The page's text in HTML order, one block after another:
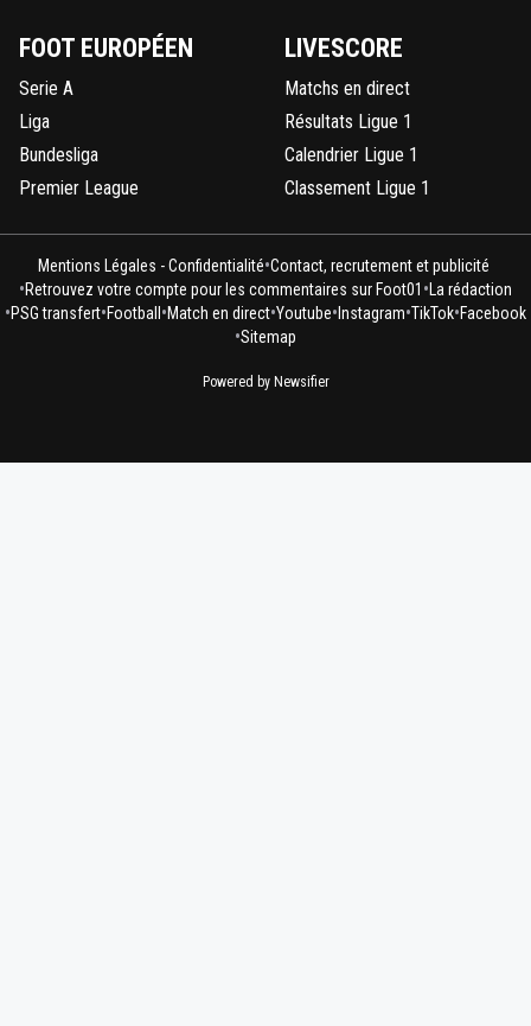
FOOT EUROPÉEN
Serie A
Liga
Bundesliga
Premier League
LIVESCORE
Matchs en direct
Résultats Ligue 1
Calendrier Ligue 1
Classement Ligue 1
Mentions Légales - Confidentialité•Contact, recrutement et publicité
•Retrouvez votre compte pour les commentaires sur Foot01 • La rédaction
•PSG transfert•Football •Match en direct•Youtube• Instagram•TikTok•Facebook
•Sitemap
Powered by Newsifier